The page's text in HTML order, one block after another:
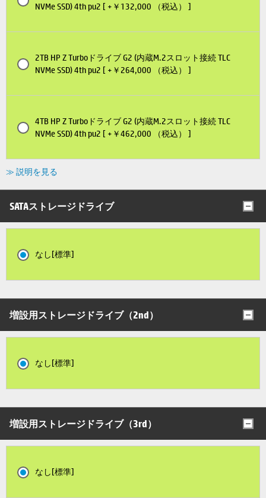
NVMe SSD) 4th pu2 [ +￥132,000 （税込） ]
2TB HP Z Turboドライブ G2 (内蔵M.2スロット接続 TLC
NVMe SSD) 4th pu2 [ +￥264,000 （税込） ]
4TB HP Z Turboドライブ G2 (内蔵M.2スロット接続 TLC
NVMe SSD) 4th pu2 [ +￥462,000 （税込） ]
≫ 説明を見る
SATAストレージドライブ
なし[標準]
増設用ストレージドライブ（2nd）
なし[標準]
増設用ストレージドライブ（3rd）
なし[標準]